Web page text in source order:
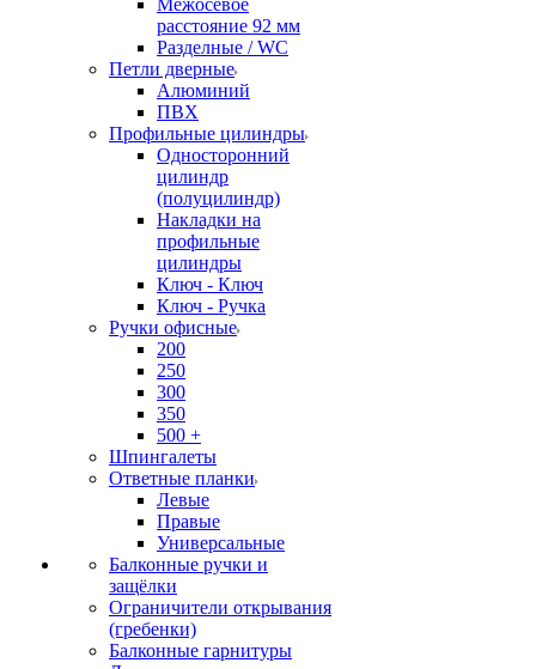
Межосевое
расстояние 92 мм
Разделные / WC
Петли дверные
Алюминий
ПВХ
Профильные цилиндры
Односторонний
цилиндр
(полуцилиндр)
Накладки на
профильные
цилиндры
Ключ - Ключ
Ключ - Ручка
Ручки офисные
200
250
300
350
500 +
Шпингалеты
Ответные планки
Левые
Правые
Универсальные
Балконные ручки и
защёлки
Ограничители открывания
(гребенки)
Балконные гарнитуры